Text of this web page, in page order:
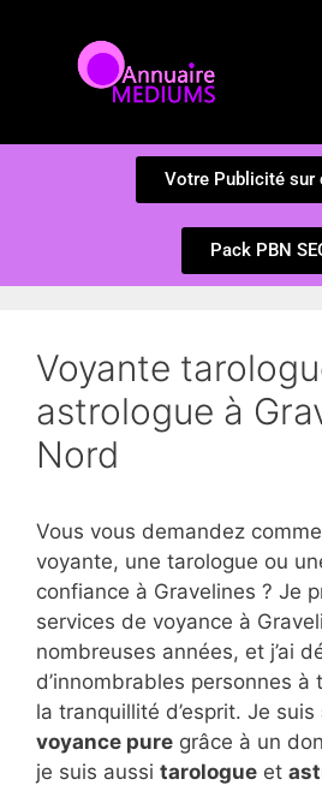
Votre Publicité sur
Pack PBN
Voyante
astrologue à
Nord
Vous vous demandez
voyante, une tarologue ou
confiance à Gravelines ? Je
services de voyance à
nombreuses années, et j’ai
d’innombrables personnes
la tranquillité d’esprit. Je suis
voyance pure grâce à un
je suis aussi tarologue et